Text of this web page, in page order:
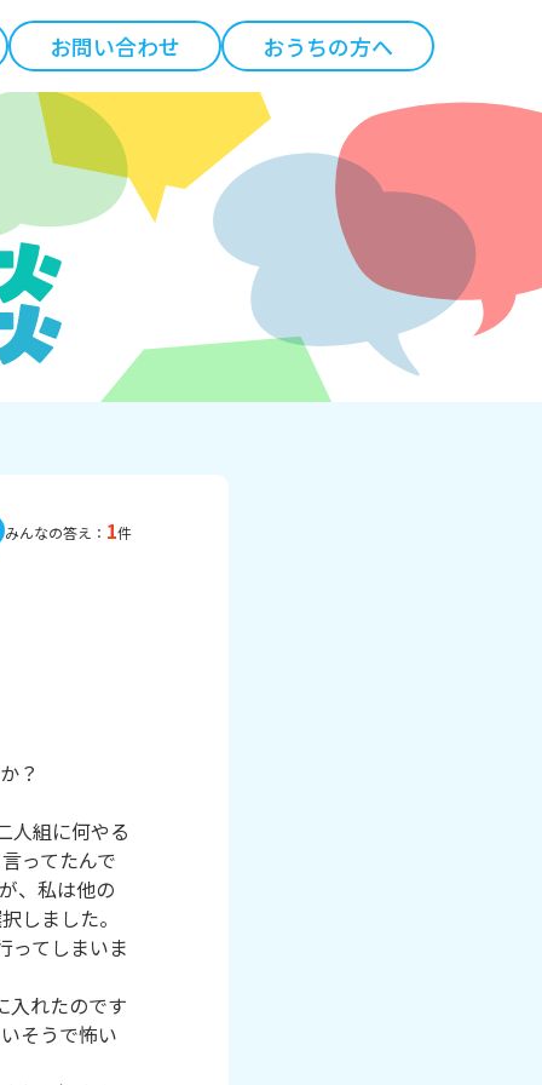
お問い合わせ おうちの方へ
みんなの答え： 1件
？
人組に何やる
ってたんで
、私は他の
しました。
ってしまいま
入れたのです
そうで怖い